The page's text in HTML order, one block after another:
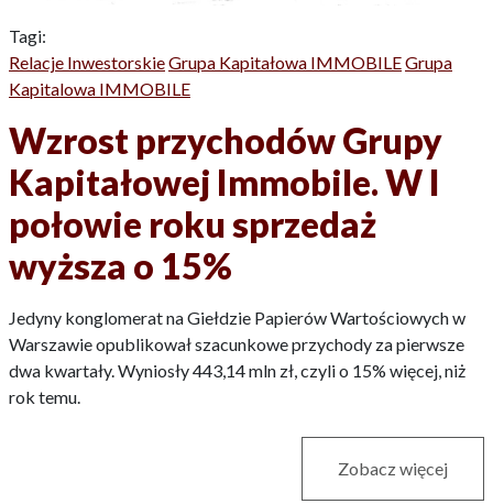
Tagi:
Relacje InwestorskieGrupa Kapitałowa IMMOBILEGrupa
Kapitalowa IMMOBILE
Wzrost przychodów Grupy
Kapitałowej Immobile. W I
połowie roku sprzedaż
wyższa o 15%
Jedyny konglomerat na Giełdzie Papierów Wartościowych w
Warszawie opublikował szacunkowe przychody za pierwsze
dwa kwartały. Wyniosły 443,14 mln zł, czyli o 15% więcej, niż
rok temu.
Zobacz więcej